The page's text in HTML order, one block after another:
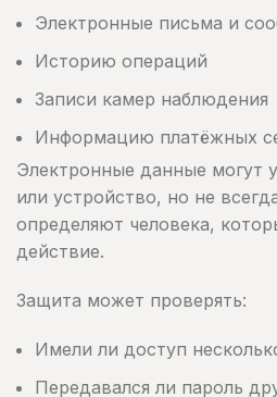
Электронные письма и
Историю операций
Записи камер наблюдения
Информацию платёжных
Электронные данные могут
или устройство, но не
определяют человека,
действие.
Защита может проверять:
Имели ли доступ
Передавался ли пароль